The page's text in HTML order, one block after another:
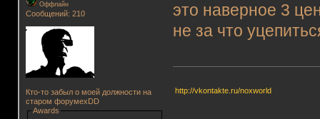
Оффлайн
Сообщений: 210
Кто-то забыл о моей должности на
старом форумеxDD
Awards
это наверное 3
не за что
http://vkontakte.ru/noxworld